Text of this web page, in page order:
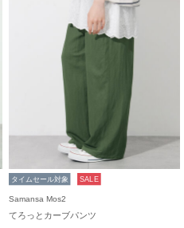
タイムセール対象 SALE
Samansa Mos2
てろっとカーブパンツ